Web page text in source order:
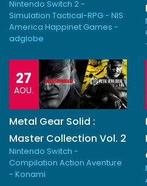
Nintendo Switch 2 -
Simulation Tactical-RPG - NIS
America Happinet Games -
adglobe
27
AOU.
Metal Gear Solid :
Master Collection Vol. 2
Nintendo Switch -
Compilation Action Aventure
- Konami